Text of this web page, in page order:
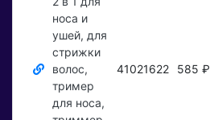
носа и
ушей, для
стрижки
волос,
тример
для носа,
41021622 585 ₽